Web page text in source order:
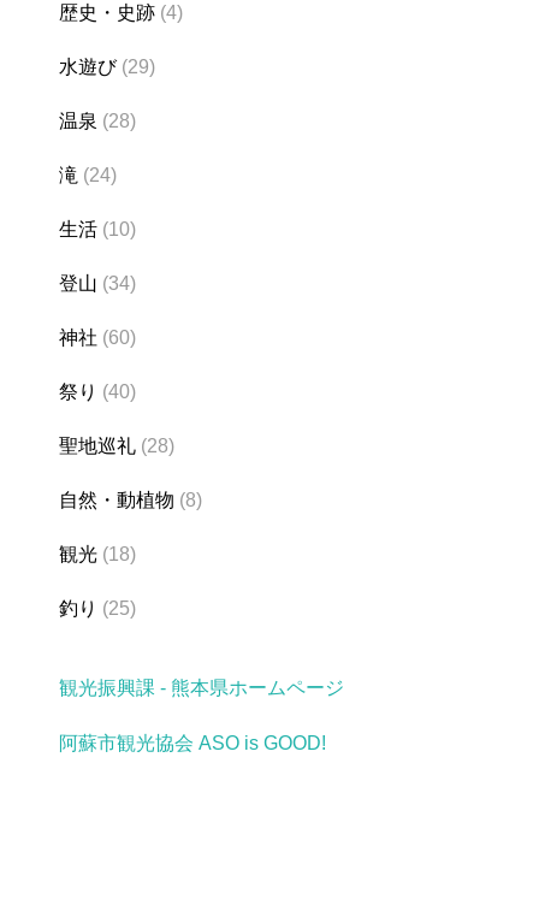
歴史・史跡 (4)
水遊び(29)
温泉 (28)
滝 (24)
生活 (10)
登山 (34)
神社 (60)
祭り (40)
聖地巡礼 (28)
自然・動植物 (8)
観光 (18)
釣り (25)
観光振興課 - 熊本県ホームページ
阿蘇市観光協会 ASO is GOOD!